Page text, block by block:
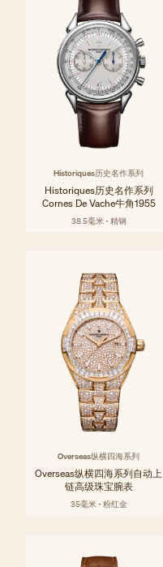
Historiques历史名作系列
Historiques历史名作系列
Cornes De Vache牛角1955
38.5毫米 - 精钢
Overseas纵横四海系列
Overseas纵横四海系列自动上
链高级珠宝腕表
35毫米 - 粉红金